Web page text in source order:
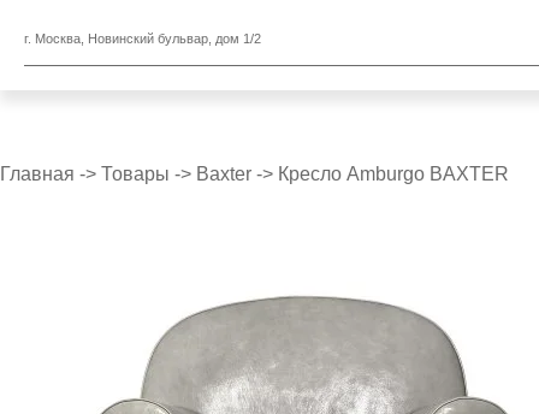
г. Москва, Новинский бульвар, дом 1/2
Главная -> Товары -> Baxter -> Кресло Amburgo BAXTER